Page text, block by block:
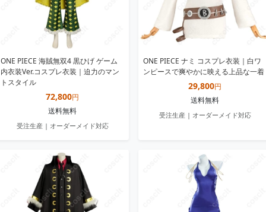
ONE PIECE 海賊無双4 黒ひげ ゲーム
内衣装Ver.コスプレ衣装｜迫力のマン
トスタイル
72,800円
送料無料
受注生産 | オーダーメイド対応
ONE PIECE ナミ コスプレ衣装｜白ワ
ンピースで爽やかに映える上品な一着
29,800円
送料無料
受注生産 | オーダーメイド対応